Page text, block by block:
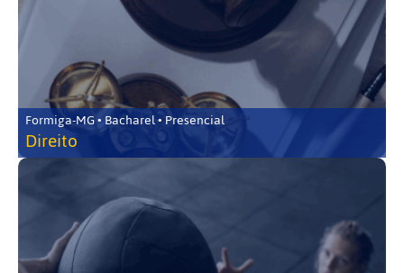
Formiga-MG • Bacharel • Presencial
Direito